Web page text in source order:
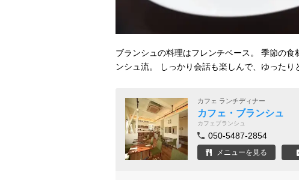
ブランシュの料理はフレンチベース。 季節の
ンシュ流。 しっかり会話も楽しんで、ゆったり
カフェ ランチディナー
カフェ・ブランシュ
カフェブランシュ
050-5487-2854
メニューを見る